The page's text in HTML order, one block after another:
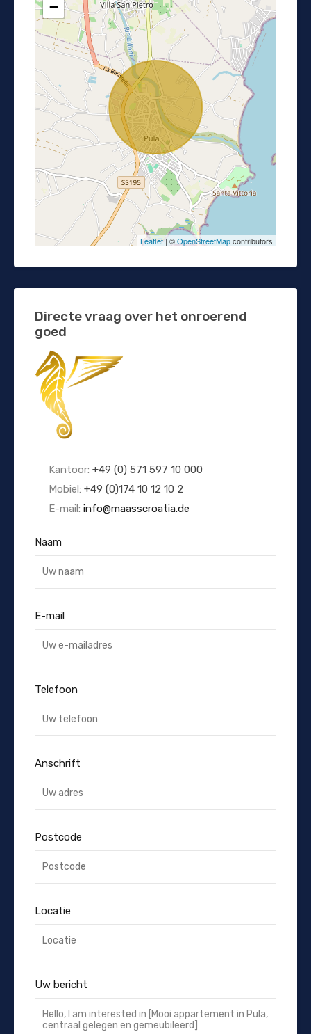
−
Leaflet | ©OpenStreetMapcontributors
Directe vraag over het onroerend
goed
Kantoor: +49 (0) 571 597 10 000
Mobiel: +49 (0)174 10 12 10 2
E-mail: info@maasscroatia.de
Naam
E-mail
Telefoon
Anschrift
Postcode
Locatie
Uw bericht